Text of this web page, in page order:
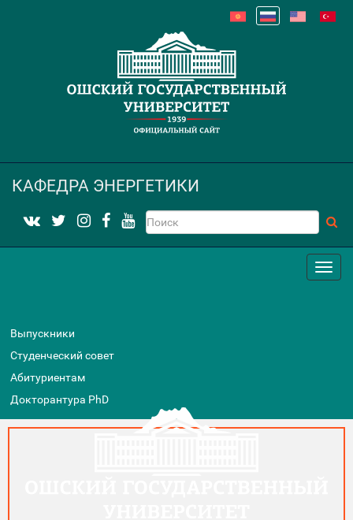
КАФЕДРА ЭНЕРГЕТИКИ
Выпускники
Студенческий совет
Абитуриентам
Докторантура PhD